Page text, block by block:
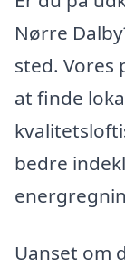
Nørre
sted.
at finde
bedre
Uanset om